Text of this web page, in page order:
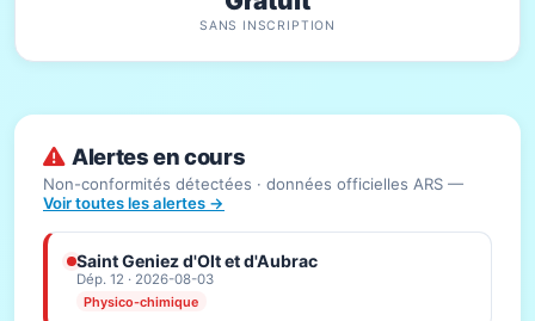
SANS INSCRIPTION
Alertes en cours
Non-conformités détectées · données officielles ARS —
Voir toutes les alertes →
Saint Geniez d'Olt et d'Aubrac
Dép. 12 · 2026-08-03
Physico-chimique